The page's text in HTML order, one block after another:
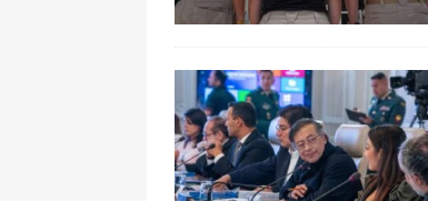
[ 5 de agosto de 2026 ]
ÚLTIMO